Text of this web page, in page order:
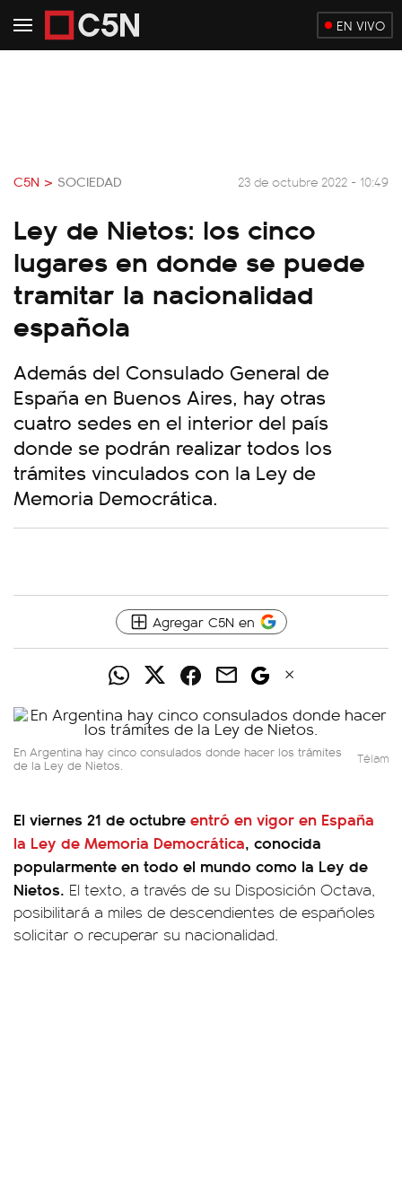
EN VIVO
C5N > SOCIEDAD 23 de octubre 2022 - 10:49
Ley de Nietos: los cinco
lugares en donde se puede
tramitar la nacionalidad
española
Además del Consulado General de
España en Buenos Aires, hay otras
cuatro sedes en el interior del país
donde se podrán realizar todos los
trámites vinculados con la Ley de
Memoria Democrática.
Agregar C5N en
En Argentina hay cinco consulados donde hacer los trámites
de la Ley de Nietos. Télam
El viernes 21 de octubre entró en vigor en España
la Ley de Memoria Democrática, conocida
popularmente en todo el mundo como la Ley de
Nietos. El texto, a través de su Disposición Octava,
posibilitará a miles de descendientes de españoles
solicitar o recuperar su nacionalidad.